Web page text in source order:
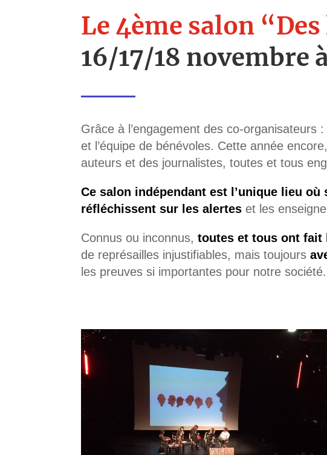
Le 4ème salon
16/17/18 novembre
Grâce à l’engagement des co-
et l’équipe de bénévoles. Cette année encore,
auteurs et des journalistes, toutes et tous
Ce salon indépendant est l’unique lieu
réfléchissent sur les alertes et les
Connus ou inconnus,toutes et tous ont fait
de représailles injustifiables, mais toujours
les preuves si importantes pour notre société.